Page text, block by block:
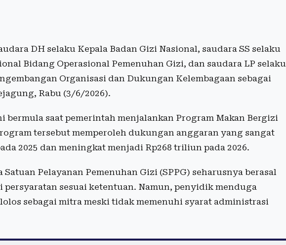
DH selaku Kepala Badan Gizi Nasional, saudara SS selaku
Bidang Operasional Pemenuhan Gizi, dan saudara LP selaku
Organisasi dan Dukungan Kelembagaan sebagai
Rabu (3/6/2026).
saat pemerintah menjalankan Program Makan Bergizi
tersebut memperoleh dukungan anggaran yang sangat
2025 dan meningkat menjadi Rp268 triliun pada 2026.
Pelayanan Pemenuhan Gizi (SPPG) seharusnya berasal
persyaratan sesuai ketentuan. Namun, penyidik menduga
sebagai mitra meski tidak memenuhi syarat administrasi